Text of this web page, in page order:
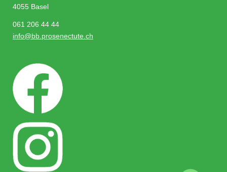
4055 Basel
061 206 44 44
info@bb.prosenectute.ch